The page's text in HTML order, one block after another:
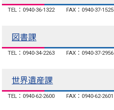
TEL：0940-36-1322 FAX：0940-37-1525
図書課
TEL：0940-34-2263 FAX：0940-37-2956
世界遺産課
TEL：0940-62-2600 FAX：0940-62-2601